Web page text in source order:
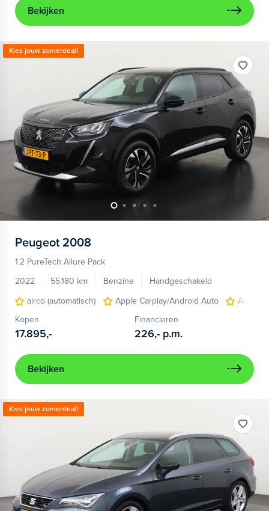
Bekijken
Kies jouw zomerdeal!
Peugeot 2008
1.2 PureTech Allure Pack
2022
55.180 km Benzine
Handgeschakeld
airco (automatisch)
Apple Carplay/Android Auto
Kopen
17.895,-
Financieren
226,- p.m.
Bekijken
Kies jouw zomerdeal!